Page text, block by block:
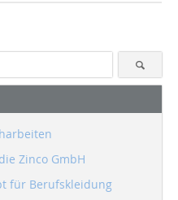
Zinco GmbH
für Berufskleidung